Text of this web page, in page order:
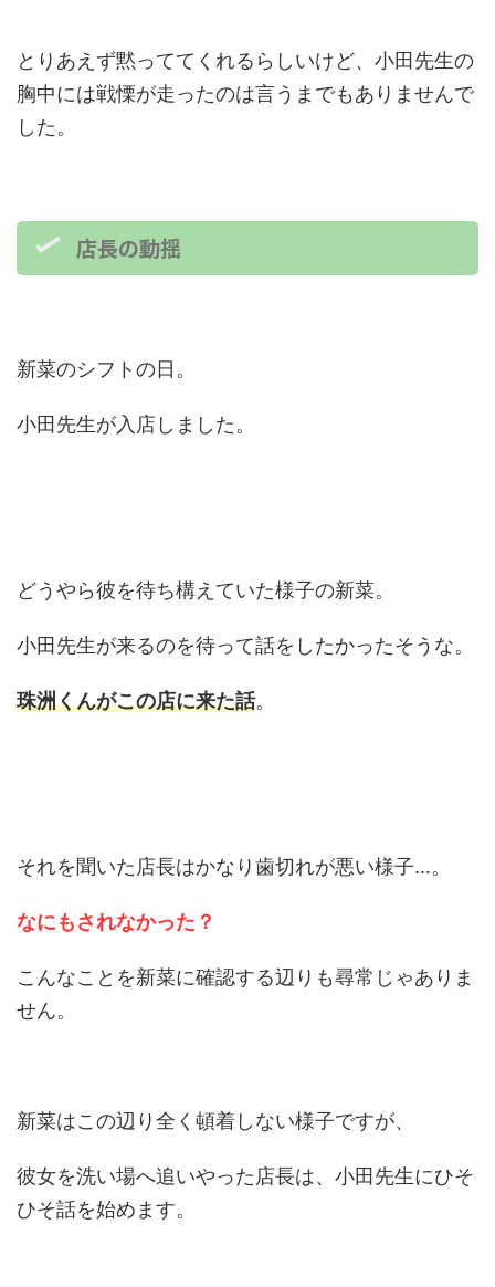
とりあえず黙っててくれるらしいけど、小田先生の
胸中には戦慄が走ったのは言うまでもありませんで
した。
店長の動揺
新菜のシフトの日。
小田先生が入店しました。
どうやら彼を待ち構えていた様子の新菜。
小田先生が来るのを待って話をしたかったそうな。
珠洲くんがこの店に来た話。
それを聞いた店長はかなり歯切れが悪い様子…。
なにもされなかった？
こんなことを新菜に確認する辺りも尋常じゃありま
せん。
新菜はこの辺り全く頓着しない様子ですが、
彼女を洗い場へ追いやった店長は、小田先生にひそ
ひそ話を始めます。